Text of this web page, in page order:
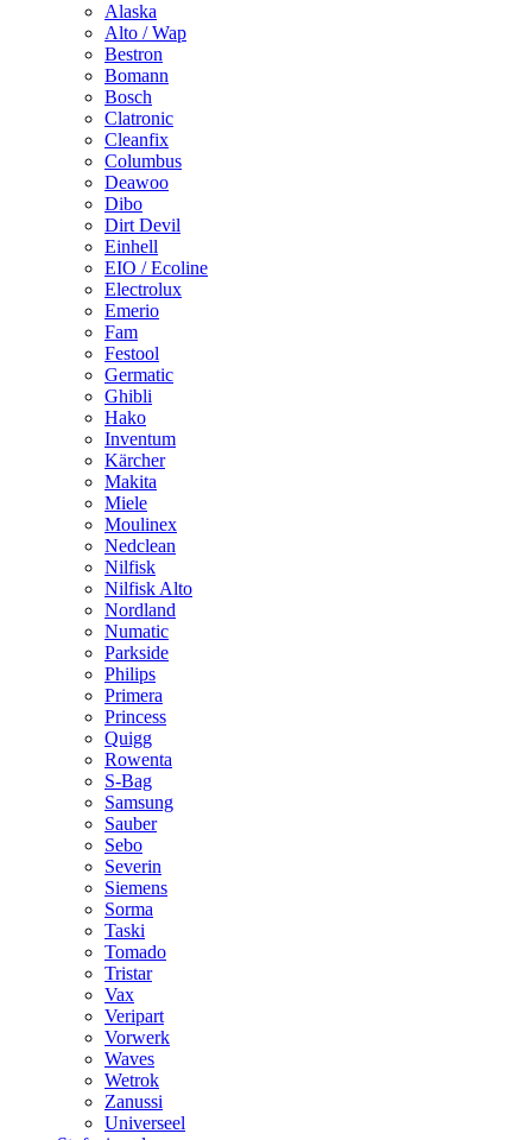
Alaska
Alto / Wap
Bestron
Bomann
Bosch
Clatronic
Cleanfix
Columbus
Deawoo
Dibo
Dirt Devil
Einhell
EIO / Ecoline
Electrolux
Emerio
Fam
Festool
Germatic
Ghibli
Hako
Inventum
Kärcher
Makita
Miele
Moulinex
Nedclean
Nilfisk
Nilfisk Alto
Nordland
Numatic
Parkside
Philips
Primera
Princess
Quigg
Rowenta
S-Bag
Samsung
Sauber
Sebo
Severin
Siemens
Sorma
Taski
Tomado
Tristar
Vax
Veripart
Vorwerk
Waves
Wetrok
Zanussi
Universeel